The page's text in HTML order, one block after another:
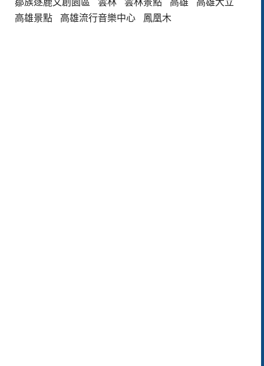
鄒族逐鹿文創園區
雲林 雲林景點 高雄
高雄大立
高雄景點
高雄流行音樂中心 鳳凰木